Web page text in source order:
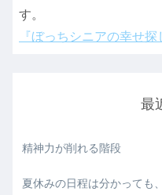
す。
『ぼっちシニアの幸せ探
最
精神力が削れる階段
夏休みの日程は分かっても